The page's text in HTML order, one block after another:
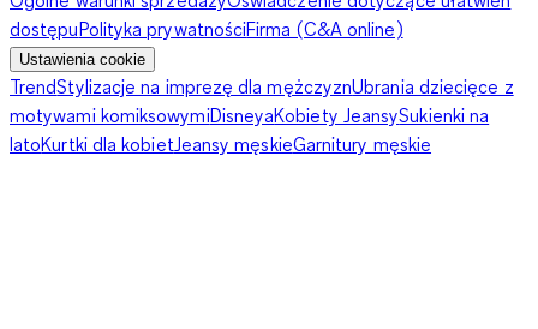
dostępuPolityka prywatnościFirma (C&A online)
Ustawienia cookie
TrendStylizacje na imprezę dla mężczyznUbrania dziecięce z
motywami komiksowymiDisneyaKobiety JeansySukienki na
latoKurtki dla kobiet Jeansy męskieGarnitury męskie